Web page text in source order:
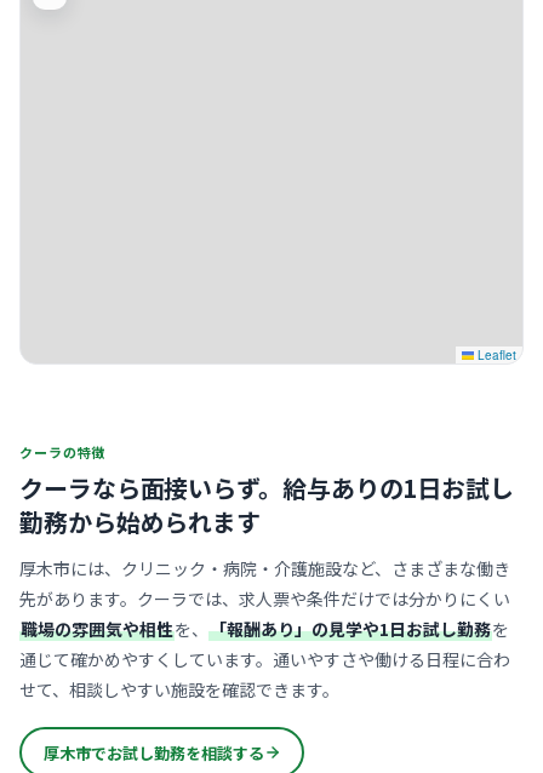
Leaflet
クーラの特徴
クーラなら面接いらず。 給与ありの1日お試し
勤務から始められます
厚木市には、クリニック・病院・介護施設など、さまざまな働き
先があります。クーラでは、求人票や条件だけでは分かりにくい
職場の雰囲気や相性を、 「報酬あり」の見学や1日お試し勤務を
通じて確かめやすくしています。通いやすさや働ける日程に合わ
せて、相談しやすい施設を確認できます。
厚木市でお試し勤務を相談する